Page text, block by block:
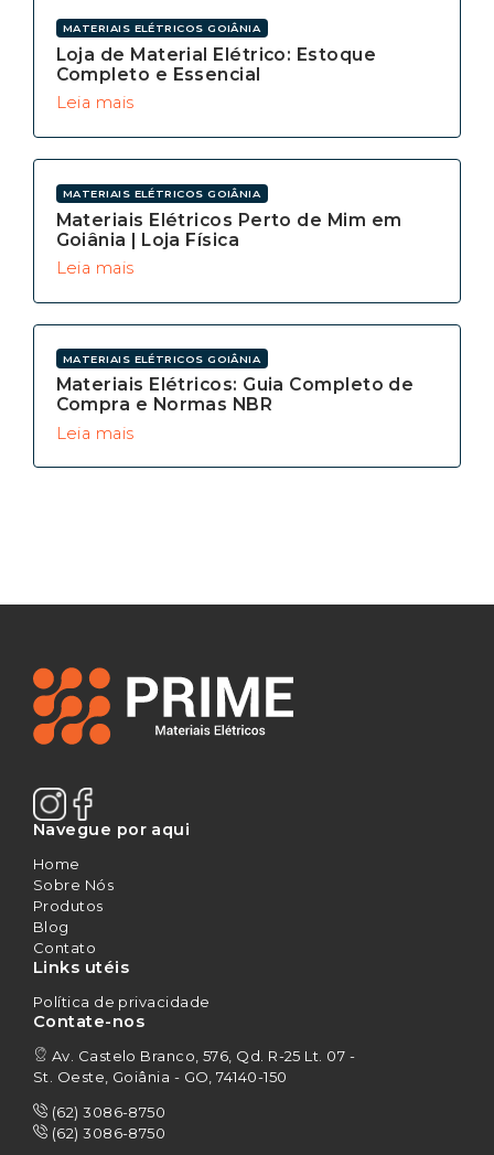
MATERIAIS ELÉTRICOS GOIÂNIA
Loja de Material Elétrico: Estoque
Completo e Essencial
Leia mais
MATERIAIS ELÉTRICOS GOIÂNIA
Materiais Elétricos Perto de Mim em
Goiânia | Loja Física
Leia mais
MATERIAIS ELÉTRICOS GOIÂNIA
Materiais Elétricos: Guia Completo de
Compra e Normas NBR
Leia mais
Navegue por aqui
Home
Sobre Nós
Produtos
Blog
Contato
Links utéis
Política de privacidade
Contate-nos
Av. Castelo Branco, 576, Qd. R-25 Lt. 07 -
St. Oeste, Goiânia - GO, 74140-150
(62) 3086-8750
(62) 3086-8750